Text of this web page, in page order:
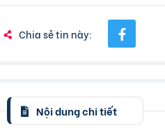
Chia sẻ tin này:
Nội dung chi tiết